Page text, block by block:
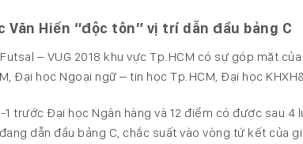
Văn Hiến “độc tôn” vị trí dẫn đầu bảng C
– VUG 2018 khu vực Tp.HCM có sự góp mặt
Đại học Ngoại ngữ – tin học Tp.HCM, Đại học
trước Đại học Ngân hàng và 12 điểm có được sau
dẫn đầu bảng C, chắc suất vào vòng tứ kết của